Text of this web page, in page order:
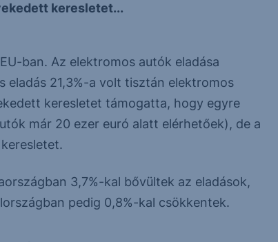
keresletet...
ban. Az elektromos autók eladása
eladás 21,3%-a volt tisztán elektromos
keresletet támogatta, hogy egyre
már 20 ezer euró alatt elérhetőek), de a
3,7%-kal bővültek az eladások,
pedig 0,8%-kal csökkentek.